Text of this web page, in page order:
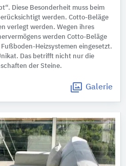
Diese Besonderheit muss beim
werden. Cotto-Beläge
verlegt werden. Wegen ihres
werden Cotto-Beläge
Heizsystemen eingesetzt.
Das betrifft nicht nur die
der Steine.
Galerie